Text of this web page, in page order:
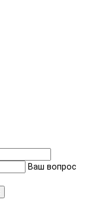
Ваш вопрос